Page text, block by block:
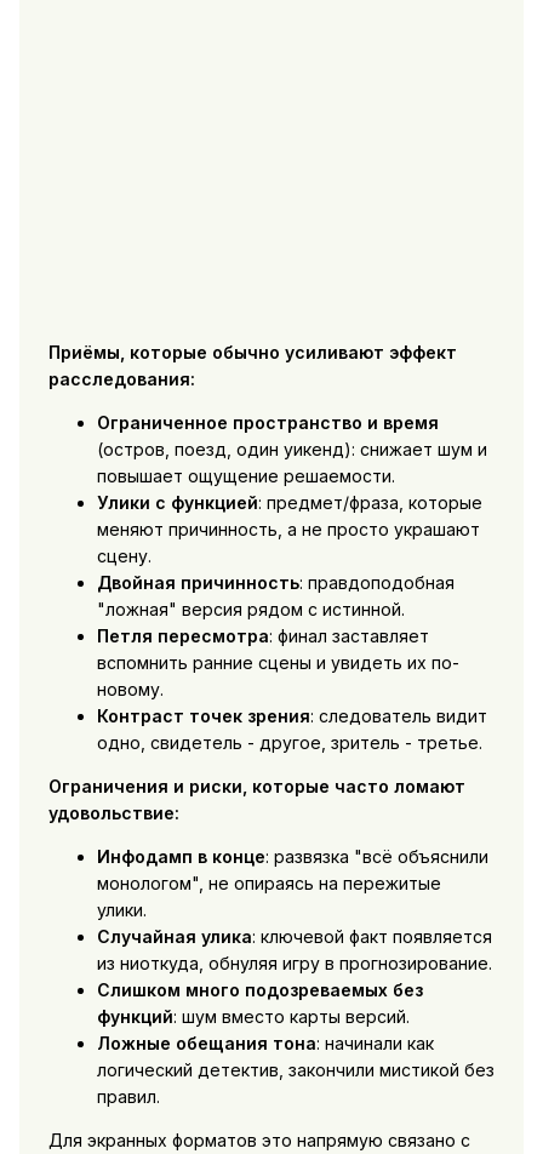
Приёмы, которые обычно усиливают эффект
расследования:
Ограниченное пространство и время
(остров, поезд, один уикенд): снижает шум и
повышает ощущение решаемости.
Улики с функцией: предмет/фраза, которые
меняют причинность, а не просто украшают
сцену.
Двойная причинность: правдоподобная
"ложная" версия рядом с истинной.
Петля пересмотра: финал заставляет
вспомнить ранние сцены и увидеть их по-
новому.
Контраст точек зрения: следователь видит
одно, свидетель - другое, зритель - третье.
Ограничения и риски, которые часто ломают
удовольствие:
Инфодамп в конце: развязка "всё объяснили
монологом", не опираясь на пережитые
улики.
Случайная улика: ключевой факт появляется
из ниоткуда, обнуляя игру в прогнозирование.
Слишком много подозреваемых без
функций: шум вместо карты версий.
Ложные обещания тона: начинали как
логический детектив, закончили мистикой без
правил.
Для экранных форматов это напрямую связано с